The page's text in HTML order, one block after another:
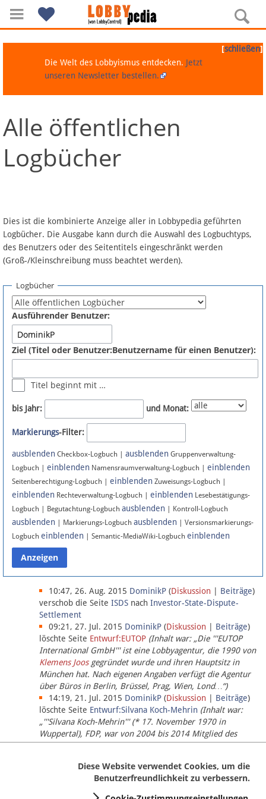
Navigation
Über Lobbypedia
Artikel nach Kategorien
FAQ
Fördermitglied werden
Fehler melden
Newsletter
Bluesky
Facebook
Instagram
Anmelden
Datenschutz
Über Lobbypedia
Impressum
[schließen]
Die Welt des Lobbyismus entdecken. Jetzt
unseren Newsletter bestellen.
Alle öffentlichen
Logbücher
Dies ist die kombinierte Anzeige aller in Lobbypedia geführten
Logbücher. Die Ausgabe kann durch die Auswahl des Logbuchtyps,
des Benutzers oder des Seitentitels eingeschränkt werden
(Groß-/Kleinschreibung muss beachtet werden).
Logbücher
Ausführender Benutzer:
Ziel (Titel oder Benutzer:Benutzername für einen Benutzer):
Titel beginnt mit …
bis Jahr: und Monat:
Markierungs-Filter:
ausblenden Checkbox-Logbuch | ausblenden Gruppenverwaltung-
Logbuch | einblenden Namensraumverwaltung-Logbuch | einblenden
Seitenberechtigung-Logbuch | einblenden Zuweisungs-Logbuch |
einblenden Rechteverwaltung-Logbuch | einblenden Lesebestätigungs-
Logbuch | Begutachtung-Logbuch ausblenden | Kontroll-Logbuch
ausblenden | Markierungs-Logbuch ausblenden | Versionsmarkierungs-
Logbuch einblenden | Semantic-MediaWiki-Logbuch einblenden
10:47, 26. Aug. 2015 DominikP (Diskussion Beiträge)
verschob die Seite ISDS nach Investor-State-Dispute-
Settlement
09:21, 27. Jul. 2015 DominikP (Diskussion Beiträge)
löschte Seite Entwurf:EUTOP (Inhalt war: „Die '''EUTOP
International GmbH''' ist eine Lobbyagentur, die 1990 von
Klemens Joosgegründet wurde und ihren Hauptsitz in
München hat. Nach eigenen Angaben verfügt die Agentur
über Büros in Berlin, Brüssel, Prag, Wien, Lond…“)
14:19, 21. Jul. 2015 DominikP (Diskussion Beiträge)
löschte Seite Entwurf:Silvana Koch-Mehrin (Inhalt war:
„'''Silvana Koch-Mehrin''' (* 17. November 1970 in
Wuppertal), FDP, war von 2004 bis 2014 Mitglied des
Europäischen Parlaments, seit November 2014 ist sie für
Diese Website verwendet Cookies, um die
Benutzerfreundlichkeit zu verbessern.